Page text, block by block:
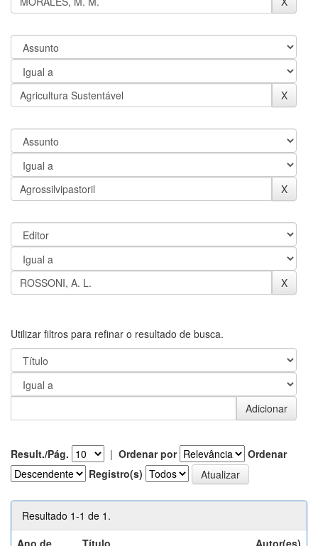
Utilizar filtros para refinar o resultado de busca.
Result./Pág. | Ordenar por
Ordenar
Registro(s)
Resultado 1-1 de 1.
Ano de
Título Autor(es)